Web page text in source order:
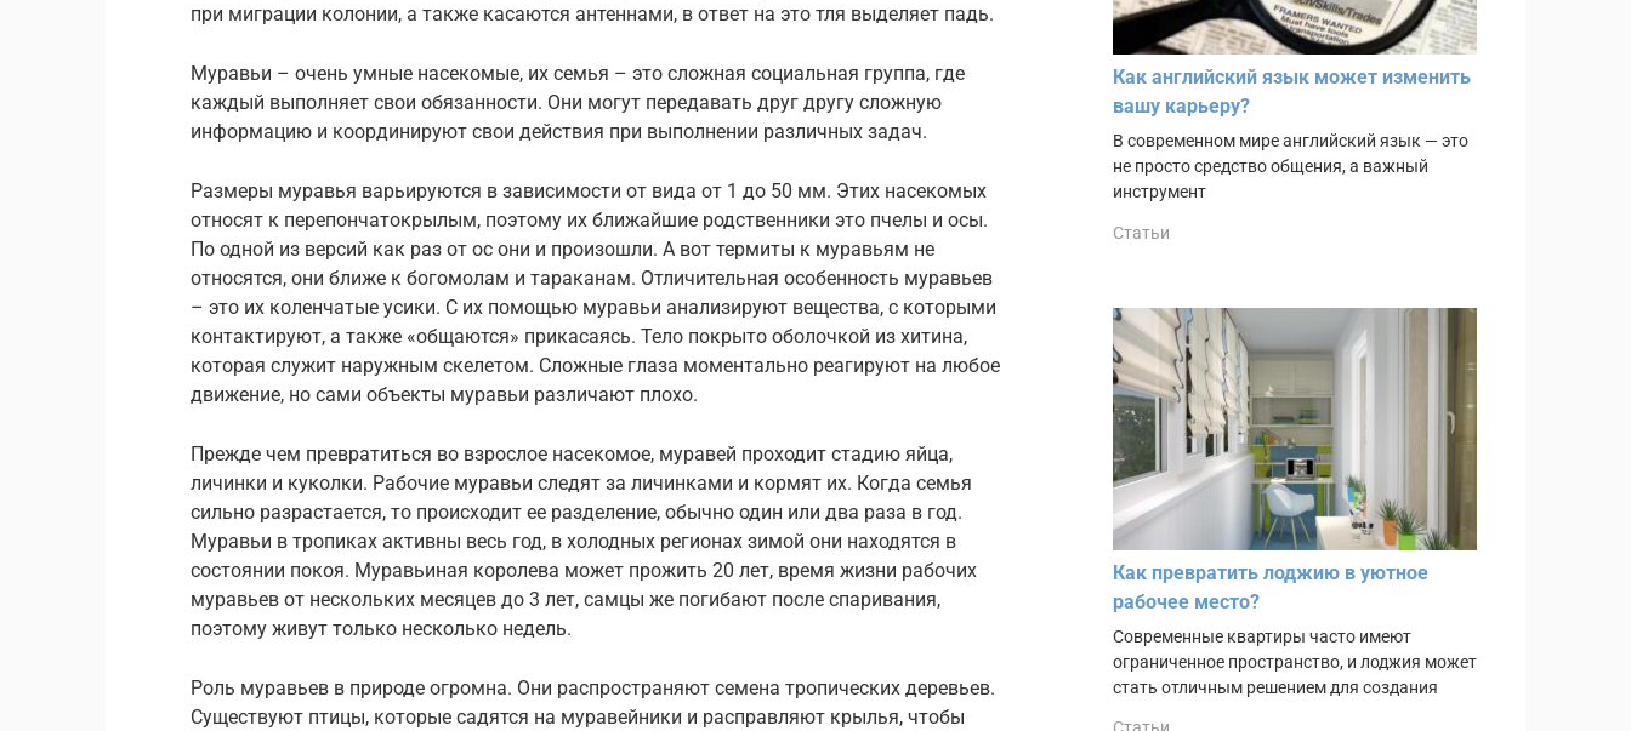
при миграции колонии, а также касаются антеннами, в ответ на это тля выделяет падь.
Муравьи – очень умные насекомые, их семья – это сложная социальная группа, где
каждый выполняет свои обязанности. Они могут передавать друг другу сложную
информацию и координируют свои действия при выполнении различных задач.
Размеры муравья варьируются в зависимости от вида от 1 до 50 мм. Этих насекомых
относят к перепончатокрылым, поэтому их ближайшие родственники это пчелы и осы.
По одной из версий как раз от ос они и произошли. А вот термиты к муравьям не
относятся, они ближе к богомолам и тараканам. Отличительная особенность муравьев
– это их коленчатые усики. С их помощью муравьи анализируют вещества, с которыми
контактируют, а также «общаются» прикасаясь. Тело покрыто оболочкой из хитина,
которая служит наружным скелетом. Сложные глаза моментально реагируют на любое
движение, но сами объекты муравьи различают плохо.
Прежде чем превратиться во взрослое насекомое, муравей проходит стадию яйца,
личинки и куколки. Рабочие муравьи следят за личинками и кормят их. Когда семья
сильно разрастается, то происходит ее разделение, обычно один или два раза в год.
Муравьи в тропиках активны весь год, в холодных регионах зимой они находятся в
состоянии покоя. Муравьиная королева может прожить 20 лет, время жизни рабочих
муравьев от нескольких месяцев до 3 лет, самцы же погибают после спаривания,
поэтому живут только несколько недель.
Роль муравьев в природе огромна. Они распространяют семена тропических деревьев.
Существуют птицы, которые садятся на муравейники и расправляют крылья, чтобы
Как английский язык может изменить
вашу карьеру?
В современном мире английский язык — это
не просто средство общения, а важный
инструмент
Статьи
Как превратить лоджию в уютное
рабочее место?
Современные квартиры часто имеют
ограниченное пространство, и лоджия может
стать отличным решением для создания